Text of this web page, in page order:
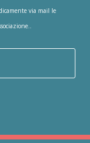
via mail le